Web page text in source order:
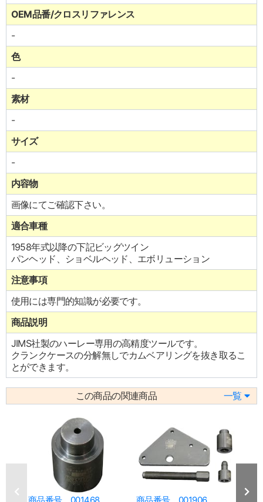
OEM品番/クロスリファレンス
-
色
-
素材
-
サイズ
-
内容物
画像にてご確認下さい。
適合車種
1958年式以降の下記ビッグツイン
パンヘッド、ショベルヘッド、エボリューション
注意事項
使用には専門的知識が必要です。
商品説明
JIMS社製のハーレー専用の高精度ツールです。
クランクケースの分解無しでカムベアリングを抜き取るこ
とができます。
この商品の関連商品 一覧